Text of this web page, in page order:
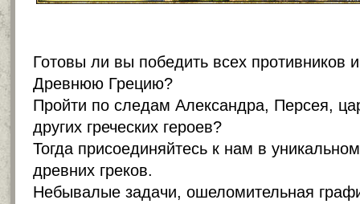
Готовы ли вы победить всех противников
Древнюю Грецию?
Пройти по следам Александра, Персея,
других греческих героев?
Тогда присоединяйтесь к нам в
древних греков.
Небывалые задачи, ошеломительная